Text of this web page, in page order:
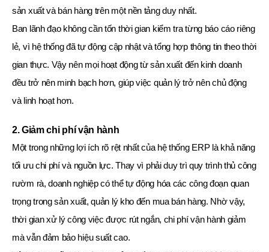
sản xuất và bán hàng trên một nền tảng duy nhất.
Ban lãnh đạo không cần tốn thời gian kiểm tra từng báo cáo riêng
lẻ, vì hệ thống đã tự động cập nhật và tổng hợp thông tin theo thời
gian thực. Vậy nên mọi hoạt động từ sản xuất đến kinh doanh
đều trở nên minh bạch hơn, giúp việc quản lý trở nên chủ động
và linh hoạt hơn.
2. Giảm chi phí vận hành
Một trong những lợi ích rõ rệt nhất của hệ thống ERP là khả năng
tối ưu chi phí và nguồn lực. Thay vì phải duy trì quy trình thủ công
rườm rà, doanh nghiệp có thể tự động hóa các công đoạn quan
trọng trong sản xuất, quản lý kho đến mua bán hàng. Nhờ vậy,
thời gian xử lý công việc được rút ngắn, chi phí vận hành giảm
mà vẫn đảm bảo hiệu suất cao.